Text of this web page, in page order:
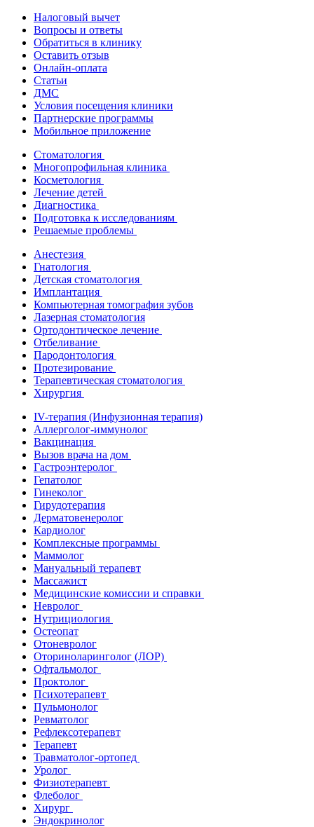
Налоговый вычет
Вопросы и ответы
Обратиться в клинику
Оставить отзыв
Онлайн-оплата
Статьи
ДМС
Условия посещения клиники
Партнерские программы
Мобильное приложение
Стоматология
Многопрофильная клиника
Косметология
Лечение детей
Диагностика
Подготовка к исследованиям
Решаемые проблемы
Анестезия
Гнатология
Детская стоматология
Имплантация
Компьютерная томография зубов
Лазерная стоматология
Ортодонтическое лечение
Отбеливание
Пародонтология
Протезирование
Терапевтическая стоматология
Хирургия
IV-терапия (Инфузионная терапия)
Аллерголог-иммунолог
Вакцинация
Вызов врача на дом
Гастроэнтеролог
Гепатолог
Гинеколог
Гирудотерапия
Дерматовенеролог
Кардиолог
Комплексные программы
Маммолог
Мануальный терапевт
Массажист
Медицинские комиссии и справки
Невролог
Нутрициология
Остеопат
Отоневролог
Оториноларинголог (ЛОР)
Офтальмолог
Проктолог
Психотерапевт
Пульмонолог
Ревматолог
Рефлексотерапевт
Терапевт
Травматолог-ортопед
Уролог
Физиотерапевт
Флеболог
Хирург
Эндокринолог